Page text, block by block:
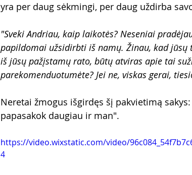
yra per daug sėkmingi, per daug uždirba
"Sveki Andriau, kaip laikotės? Neseniai
papildomai užsidirbti iš namų. Žinau, kad
iš jūsų pažįstamų rato, būtų atviras apie tai
parekomenduotumėte? Jei ne, viskas gerai,
Neretai žmogus išgirdęs šį pakvietimą
papasakok daugiau ir man".
https://video.wixstatic.com/video/
4